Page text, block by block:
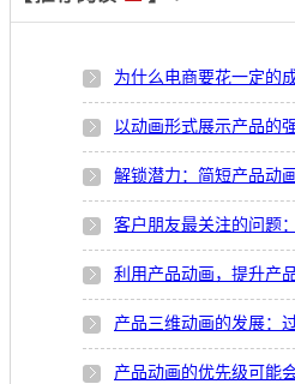
为什么电商要花一定的
以动画形式展示产品的
解锁潜力：简短产品动
客户朋友最关注的问题
利用产品动画，提升产
产品三维动画的发展：
产品动画的优先级可能